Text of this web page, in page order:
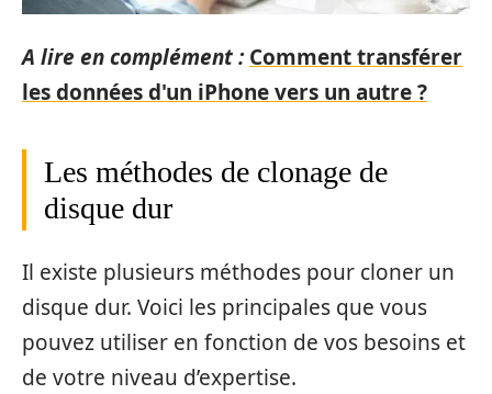
A lire en complément : Comment transférer
les données d'un iPhone vers un autre ?
Les méthodes de clonage de
disque dur
Il existe plusieurs méthodes pour cloner un
disque dur. Voici les principales que vous
pouvez utiliser en fonction de vos besoins et
de votre niveau d’expertise.